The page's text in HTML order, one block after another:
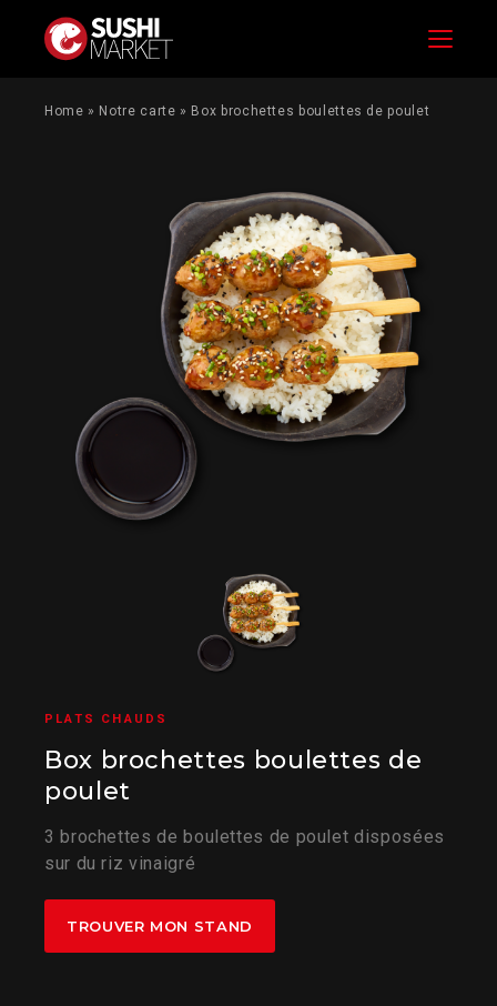
Menu
Home » Notre carte » Box brochettes boulettes de poulet
PLATS CHAUDS
Box brochettes boulettes de
poulet
3 brochettes de boulettes de poulet disposées
sur du riz vinaigré
TROUVER MON STAND